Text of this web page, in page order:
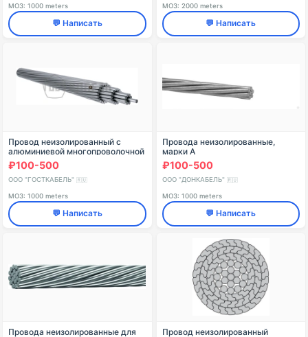
МОЗ: 1000 meters
💬 Написать
МОЗ: 2000 meters
💬 Написать
Провод неизолированный с
алюминиевой многопроволочной
жилой круглой формы без
оболочки (А)
₽100-500
ООО "ГОСТКАБЕЛЬ" 🇷🇺
МОЗ: 1000 meters
💬 Написать
Провода неизолированные,
марки А
₽100-500
ООО "ДОНКАБЕЛЬ" 🇷🇺
МОЗ: 1000 meters
💬 Написать
Провода неизолированные для
Провод неизолированный